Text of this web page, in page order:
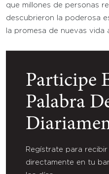
que millones de personas
descubrieron la poderosa
la promesa de nuevas vida
Participe
Palabra
Regístrate para
directamente en tu